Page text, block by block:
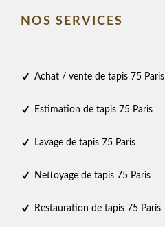
NOS SERVICES
Achat / vente de tapis 75 Paris
Estimation de tapis 75 Paris
Lavage de tapis 75 Paris
Nettoyage de tapis 75 Paris
Restauration de tapis 75 Paris